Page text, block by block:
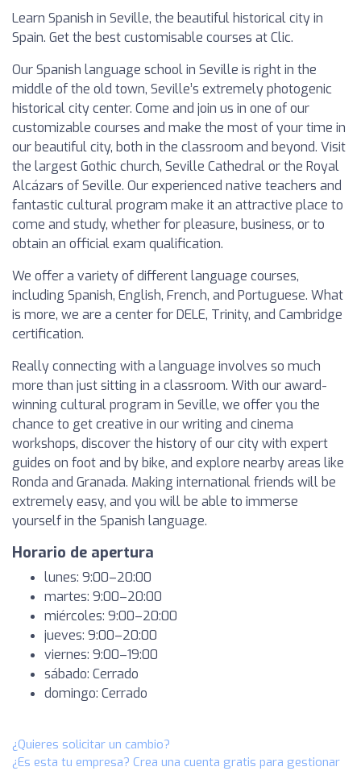
Learn Spanish in Seville, the beautiful historical city in
Spain. Get the best customisable courses at Clic.
Our Spanish language school in Seville is right in the
middle of the old town, Seville’s extremely photogenic
historical city center. Come and join us in one of our
customizable courses and make the most of your time in
our beautiful city, both in the classroom and beyond. Visit
the largest Gothic church, Seville Cathedral or the Royal
Alcázars of Seville. Our experienced native teachers and
fantastic cultural program make it an attractive place to
come and study, whether for pleasure, business, or to
obtain an official exam qualification.
We offer a variety of different language courses,
including Spanish, English, French, and Portuguese. What
is more, we are a center for DELE, Trinity, and Cambridge
certification.
Really connecting with a language involves so much
more than just sitting in a classroom. With our award-
winning cultural program in Seville, we offer you the
chance to get creative in our writing and cinema
workshops, discover the history of our city with expert
guides on foot and by bike, and explore nearby areas like
Ronda and Granada. Making international friends will be
extremely easy, and you will be able to immerse
yourself in the Spanish language.
Horario de apertura
lunes: 9:00–20:00
martes: 9:00–20:00
miércoles: 9:00–20:00
jueves: 9:00–20:00
viernes: 9:00–19:00
sábado: Cerrado
domingo: Cerrado
¿Quieres solicitar un cambio?
¿Es esta tu empresa? Crea una cuenta gratis para gestionar